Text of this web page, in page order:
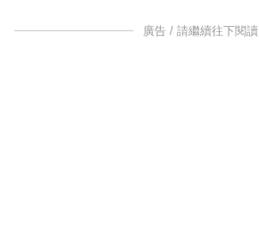
廣告 / 請繼續往下閱讀